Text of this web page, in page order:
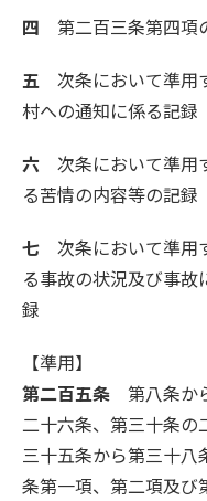
四 第二百三条第四項
五 次条において準用
村への通知に係る記録
六 次条において準用
る苦情の内容等の記録
七 次条において準用
る事故の状況及び事
録
【準用】
第二百五条 第八条か
二十六条、第三十条
三十五条から第三十八
条第一項、第二項及び